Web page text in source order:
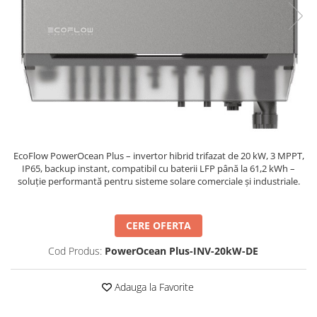
Panouri fotovoltaice si accesorii
Sisteme prindere panouri
fotovoltaice
Accesorii
Invertoare On-grid
Invertoare Off-grid
Convertoare de tensiune
Sisteme de stocare energie
EcoFlow PowerOcean Plus – invertor hibrid trifazat de 20 kW, 3 MPPT,
IP65, backup instant, compatibil cu baterii LFP până la 61,2 kWh –
soluție performantă pentru sisteme solare comerciale și industriale.
CERE OFERTA
Cod Produs: PowerOcean Plus-INV-20kW-DE
Adauga la Favorite